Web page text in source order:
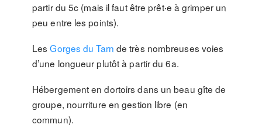
partir du 5c (mais il faut être prêt‧e à grimper un
peu entre les points).
LesGorges du Tarn de très nombreuses voies
d’une longueur plutôt à partir du 6a.
Hébergement en dortoirs dans un beau gîte de
groupe, nourriture en gestion libre (en
commun).